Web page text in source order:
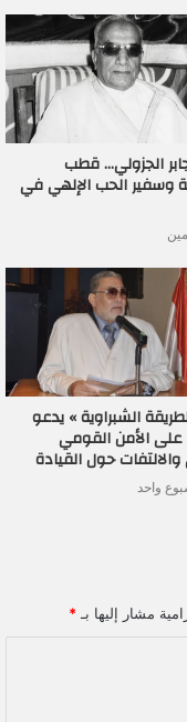
الجزولي… قطب
وسفير الحب الإلهي في
الشبراوية » يدعو
على الأمن القومي
حول القيادة
واحد
مشار إليها بـ *